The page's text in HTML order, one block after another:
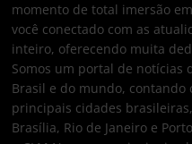
momento de total imersão
você conectado com as
inteiro, oferecendo muita
Somos um portal de notícias
Brasil e do mundo, contando
principais cidades
Brasília, Rio de Janeiro e